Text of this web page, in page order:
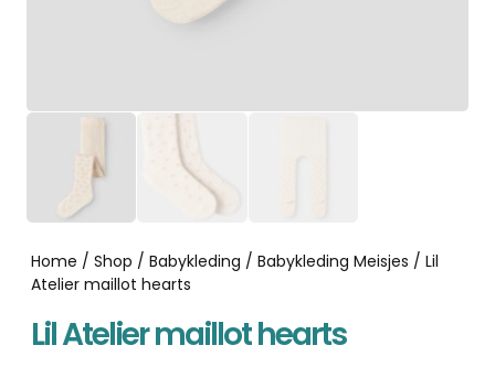
Home / Shop / Babykleding / Babykleding Meisjes / Lil
Atelier maillot hearts
Lil Atelier maillot hearts